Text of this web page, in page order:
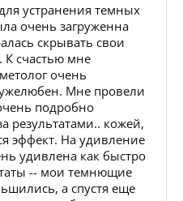
устранения темных
очень загруженна
скрывать свои
счастью мне
очень
Мне провели
подробно
результатами.. кожей,
эффект. На удивление
удивлена как быстро
-- мои темнющие
а спустя еще